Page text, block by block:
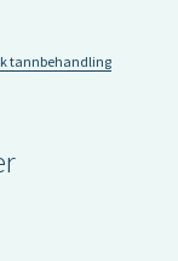
tannbehandling